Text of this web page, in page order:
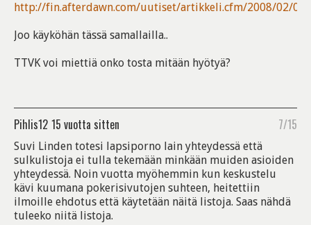
http://fin.afterdawn.com/uutiset/artikkeli.cfm/2008/02/
Joo käyköhän tässä samallailla..
TTVK voi miettiä onko tosta mitään hyötyä?
Pihlis12 15 vuotta sitten 7/15
Suvi Linden totesi lapsiporno lain yhteydessä että
sulkulistoja ei tulla tekemään minkään muiden asioiden
yhteydessä. Noin vuotta myöhemmin kun keskustelu
kävi kuumana pokerisivutojen suhteen, heitettiin
ilmoille ehdotus että käytetään näitä listoja. Saas nähdä
tuleeko niitä listoja.